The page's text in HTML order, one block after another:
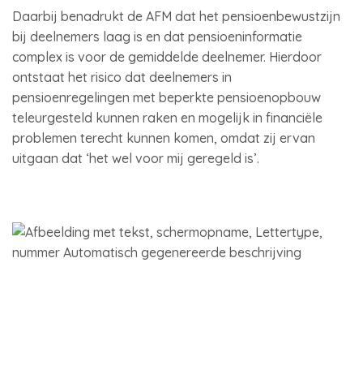
Daarbij benadrukt de AFM dat het pensioenbewustzijn
bij deelnemers laag is en dat pensioeninformatie
complex is voor de gemiddelde deelnemer. Hierdoor
ontstaat het risico dat deelnemers in
pensioenregelingen met beperkte pensioenopbouw
teleurgesteld kunnen raken en mogelijk in financiële
problemen terecht kunnen komen, omdat zij ervan
uitgaan dat ‘het wel voor mij geregeld is’.